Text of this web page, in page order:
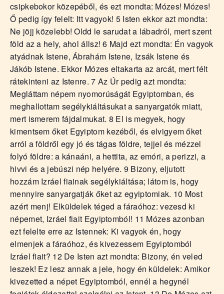
csipkebokor közepéből, és ezt mondta: Mózes! Mózes!
Ő pedig így felelt: Itt vagyok! 5 Isten ekkor azt mondta:
Ne jöjj közelebb! Oldd le sarudat a lábadról, mert szent
föld az a hely, ahol állsz! 6 Majd ezt mondta: Én vagyok
atyádnak Istene, Ábrahám Istene, Izsák Istene és
Jákób Istene. Ekkor Mózes eltakarta az arcát, mert félt
rátekinteni az Istenre. 7 Az Úr pedig azt mondta:
Megláttam népem nyomorúságát Egyiptomban, és
meghallottam segélykiáltásukat a sanyargatók miatt,
mert ismerem fájdalmukat. 8 El is megyek, hogy
kimentsem őket Egyiptom kezéből, és elvigyem őket
arról a földről egy jó és tágas földre, tejjel és mézzel
folyó földre: a kánaáni, a hettita, az emóri, a perizzi, a
hivvi és a jebúszi nép helyére. 9 Bizony, eljutott
hozzám Izráel fiainak segélykiáltása; látom is, hogy
mennyire sanyargatják őket az egyiptomiak. 10 Most
azért menj! Elküldelek téged a fáraóhoz: vezesd ki
népemet, Izráel fiait Egyiptomból! 11 Mózes azonban
ezt felelte erre az Istennek: Ki vagyok én, hogy
elmenjek a fáraóhoz, és kivezessem Egyiptomból
Izráel fiait? 12 De Isten azt mondta: Bizony, én veled
leszek! Ez lesz annak a jele, hogy én küldelek: Amikor
kivezetted a népet Egyiptomból, ennél a hegynél